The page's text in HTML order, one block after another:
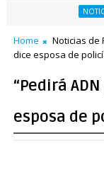
NOTICAS DE
pleno Puente de
Home Noticias de
dice esposa de
“Pedirá
esposa de